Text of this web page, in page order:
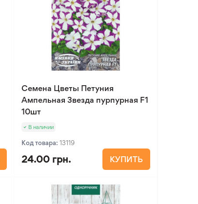
Семена Цветы Петуния
Ампельная Звезда пурпурная F1
10шт
В наличии
Код товара: 13119
24.00 грн. КУПИТЬ